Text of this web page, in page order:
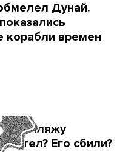
Дунай.
корабли времен
по пляжу
летел? Его сбили?